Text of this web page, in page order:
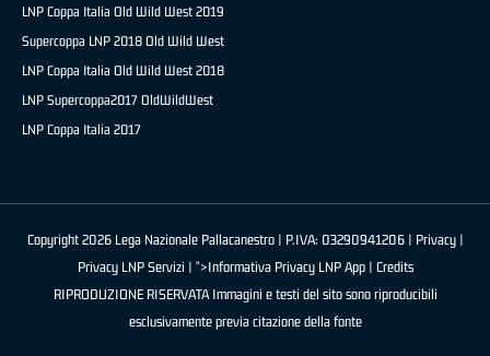
LNP Coppa Italia Old Wild West 2019
Supercoppa LNP 2018 Old Wild West
LNP Coppa Italia Old Wild West 2018
LNP Supercoppa2017 OldWildWest
LNP Coppa Italia 2017
Copyright 2026 Lega Nazionale Pallacanestro | P.IVA: 03290941206 | Privacy|
Privacy LNP Servizi | ">Informativa Privacy LNP App | Credits
RIPRODUZIONE RISERVATA Immagini e testi del sito sono riproducibili
esclusivamente previa citazione della fonte